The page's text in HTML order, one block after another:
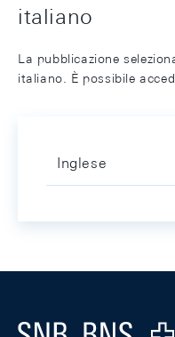
italiano
La pubblicazione
italiano. È possibile
Inglese
Logo